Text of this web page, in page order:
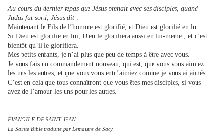
Au cours du dernier repas que Jésus prenait avec ses disciples, quand
Judas fut sorti, Jésus dit :
Maintenant le Fils de l’homme est glorifié, et Dieu est glorifié en lui.
Si Dieu est glorifié en lui, Dieu le glorifiera aussi en lui-même ; et c’est
bientôt qu’il le glorifiera.
Mes petits enfants, je n’ai plus que peu de temps à être avec vous.
Je vous fais un commandement nouveau, qui est, que vous vous aimiez
les uns les autres, et que vous vous entr’aimiez comme je vous ai aimés.
C’est en cela que tous connaîtront que vous êtes mes disciples, si vous
avez de l’amour les uns pour les autres.
ÉVANGILE DE SAINT JEAN
La Sainte Bible traduite par Lemaistre de Sacy